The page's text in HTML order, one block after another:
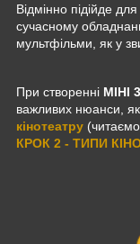
Відмінно підійде
сучасному
мультфільми, як у
При створенні МІНІ
важливих нюанси,
кінотеатру
КРОК 2 - ТИПИ